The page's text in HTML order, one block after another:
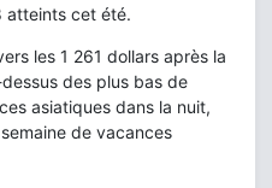
atteints cet été.
les 1 261 dollars après la
des plus bas de
asiatiques dans la nuit,
de vacances